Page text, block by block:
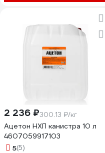
2 236 ₽300.13 ₽/кг
Ацетон НХП канистра 10 л
4607059917103
5(5)